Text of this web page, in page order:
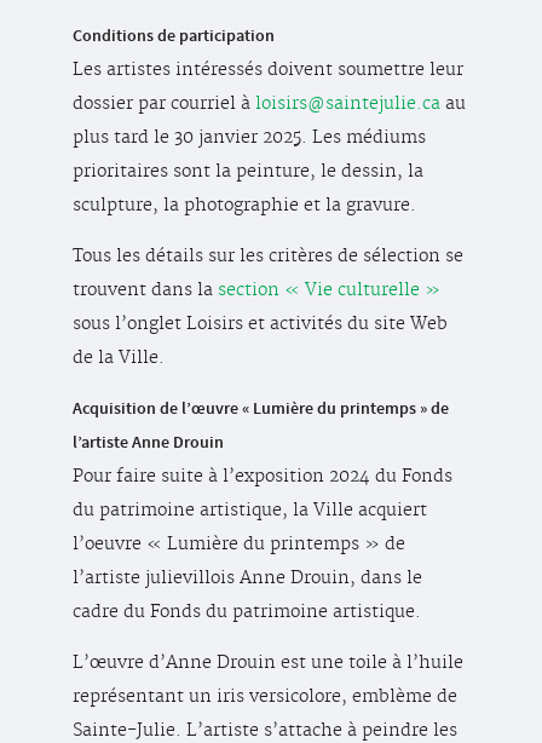
Conditions de participation
Les artistes intéressés doivent soumettre leur
dossier par courriel à loisirs@saintejulie.ca au
plus tard le 30 janvier 2025. Les médiums
prioritaires sont la peinture, le dessin, la
sculpture, la photographie et la gravure.
Tous les détails sur les critères de sélection se
trouvent dans la section « Vie culturelle »
sous l’onglet Loisirs et activités du site Web
de la Ville.
Acquisition de l’œuvre « Lumière du printemps » de
l’artiste Anne Drouin
Pour faire suite à l’exposition 2024 du Fonds
du patrimoine artistique, la Ville acquiert
l’oeuvre « Lumière du printemps » de
l’artiste julievillois Anne Drouin, dans le
cadre du Fonds du patrimoine artistique.
L’œuvre d’Anne Drouin est une toile à l’huile
représentant un iris versicolore, emblème de
Sainte-Julie. L’artiste s’attache à peindre les